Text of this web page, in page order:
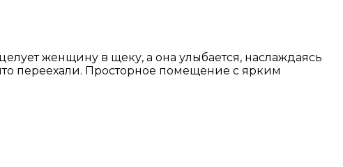
женщину в щеку, а она улыбается, наслаждаясь
переехали. Просторное помещение с ярким